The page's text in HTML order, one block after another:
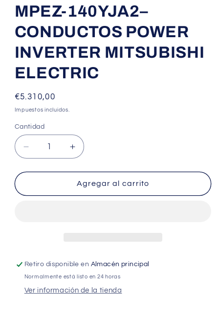
MPEZ-140YJA2–
CONDUCTOS POWER
INVERTER MITSUBISHI
ELECTRIC
Precio
habitual
€5.310,00
Impuestos incluidos.
Cantidad
Cantidad
Reducir
cantidad
para
140YJA2–
Aumentar
cantidad
para
MPEZ-
140YJA2–
Agregar al carrito
Retiro disponible en Almacén principal
Normalmente está listo en 24 horas
Ver información de la tienda